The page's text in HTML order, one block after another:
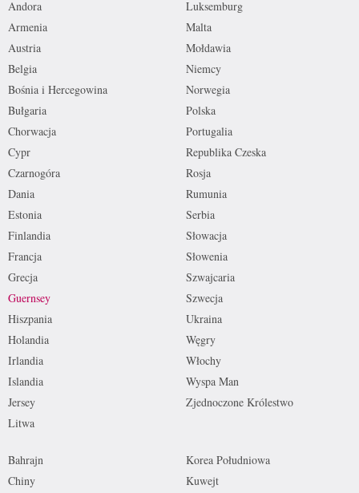
Andora
Armenia
Austria
Belgia
Bośnia i Hercegowina
Bułgaria
Chorwacja
Cypr
Czarnogóra
Dania
Estonia
Finlandia
Francja
Grecja
Guernsey
Hiszpania
Holandia
Irlandia
Islandia
Jersey
Litwa
Luksemburg
Malta
Mołdawia
Niemcy
Norwegia
Polska
Portugalia
Republika Czeska
Rosja
Rumunia
Serbia
Słowacja
Słowenia
Szwajcaria
Szwecja
Ukraina
Węgry
Włochy
Wyspa Man
Zjednoczone Królestwo
Bahrajn
Chiny
Korea Południowa
Kuwejt